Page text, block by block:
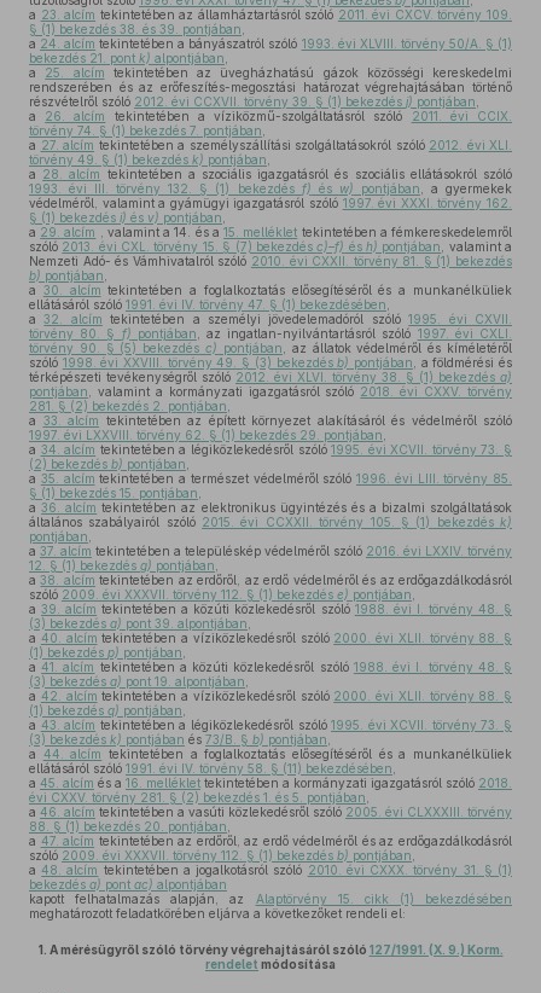
a 23. alcím tekintetében az államháztartásról szóló 2011. évi CXCV. törvény 109.
§ (1) bekezdés 38. és 39. pontjában
a 24. alcím tekintetében a bányászatról szóló 1993. évi XLVIII. törvény 50/A. § (1)
bekezdés 21. pont k) alpontjában
a 25. alcím tekintetében az üvegházhatású gázok közösségi kereskedelmi
rendszerében és az erőfeszítés-megosztási határozat végrehajtásában történő
részvételről szóló 2012. évi CCXVII. törvény 39. § (1) bekezdés j) pontjában
a 26. alcím tekintetében a víziközmű-szolgáltatásról szóló
2011. évi CCIX.
törvény 74. § (1) bekezdés 7. pontjában
a 27. alcím tekintetében a személyszállítási szolgáltatásokról szóló 2012. évi XLI.
törvény 49. § (1) bekezdés k) pontjában
a 28. alcím tekintetében a szociális igazgatásról és szociális ellátásokról szóló
1993. évi III. törvény 132. § (1) bekezdés f) és w) pontjában , a gyermekek
védelméről, valamint a gyámügyi igazgatásról szóló 1997. évi XXXI. törvény 162.
§ (1) bekezdés i) és v) pontjában
a 29. alcím , valamint a 14. és a15. melléklet tekintetében a fémkereskedelemről
szóló 2013. évi CXL. törvény 15. § (7) bekezdésc)–f) és h) pontjában
, valamint a
Nemzeti Adó- és Vámhivatalról szóló 2010. évi CXXII. törvény 81. § (1) bekezdés
b) pontjában
a 30. alcím tekintetében a foglalkoztatás elősegítéséről és a munkanélküliek
ellátásáról szóló 1991. évi IV. törvény 47. § (1) bekezdésében
a32. alcím tekintetében a személyi jövedelemadóról szóló1995. évi CXVII.
törvény 80. § f) pontjában , az ingatlan-nyilvántartásról szóló 1997. évi CXLI.
törvény 90. § (5) bekezdésc) pontjában , az állatok védelméről és kíméletéről
szóló 1998. évi XXVIII. törvény 49. § (3) bekezdésb) pontjában , a földmérési és
térképészeti tevékenységről szóló 2012. évi XLVI. törvény 38. § (1) bekezdés a)
pontjában , valamint a kormányzati igazgatásról szóló 2018. évi CXXV. törvény
281. § (2) bekezdés 2. pontjában
a 33. alcím tekintetében az épített környezet alakításáról és védelméről szóló
1997. évi LXXVIII. törvény 62. § (1) bekezdés 29. pontjában
a 34. alcím tekintetében a légiközlekedésről szóló1995. évi XCVII. törvény 73. §
(2) bekezdés b) pontjában
a 35. alcím tekintetében a természet védelméről szóló 1996. évi LIII. törvény 85.
§ (1) bekezdés 15. pontjában
a36. alcím tekintetében az elektronikus ügyintézés és a bizalmi szolgáltatások
általános szabályairól szóló 2015. évi CCXXII. törvény 105. § (1) bekezdésk)
pontjában
a 37. alcím tekintetében a településkép védelméről szóló 2016. évi LXXIV. törvény
12. § (1) bekezdés g) pontjában
a38. alcím tekintetében az erdőről, az erdő védelméről és az erdőgazdálkodásról
szóló 2009. évi XXXVII. törvény 112. § (1) bekezdés e) pontjában
a39. alcím tekintetében a közúti közlekedésről szóló 1988. évi I. törvény 48. §
(3) bekezdés a) pont 39. alpontjában
a 40. alcím tekintetében a víziközlekedésről szóló 2000. évi XLII. törvény 88. §
(1) bekezdés p) pontjában
a41. alcím tekintetében a közúti közlekedésről szóló 1988. évi I. törvény 48. §
(3) bekezdés a) pont 19. alpontjában
a 42. alcím tekintetében a víziközlekedésről szóló 2000. évi XLII. törvény 88. §
(1) bekezdés q) pontjában
a 43. alcím tekintetében a légiközlekedésről szóló1995. évi XCVII. törvény 73. §
(3) bekezdés k) pontjában és 73/B. § b) pontjában
a 44. alcím tekintetében a foglalkoztatás elősegítéséről és a munkanélküliek
ellátásáról szóló 1991. évi IV. törvény 58. § (11) bekezdésében
a 45. alcím és a 16. melléklet tekintetében a kormányzati igazgatásról szóló 2018.
évi CXXV. törvény 281. § (2) bekezdés 1. és 5. pontjában
a 46. alcím tekintetében a vasúti közlekedésről szóló 2005. évi CLXXXIII. törvény
88. § (1) bekezdés 20. pontjában
a 47. alcím tekintetében az erdőről, az erdő védelméről és az erdőgazdálkodásról
szóló 2009. évi XXXVII. törvény 112. § (1) bekezdés b) pontjában
a48. alcím tekintetében a jogalkotásról szóló 2010. évi CXXX. törvény 31. § (1)
bekezdés a) pont ac) alpontjában
kapott felhatalmazás alapján, az
Alaptörvény 15. cikk (1) bekezdésében
meghatározott feladatkörében eljárva a következőket rendeli el:
1. A mérésügyről szóló törvény végrehajtásáról szóló 127/1991. (X. 9.) Korm.
rendelet módosítása